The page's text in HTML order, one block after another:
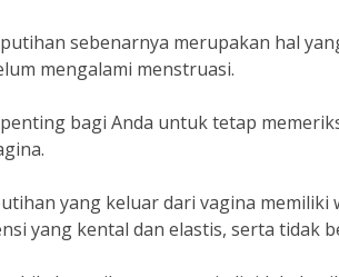
sebenarnya merupakan hal
mengalami menstruasi.
bagi Anda untuk tetap
yang keluar dari vagina
yang kental dan elastis, serta tidak